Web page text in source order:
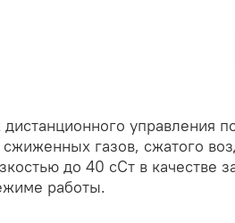
управления
газов, сжатого
до 40 сСт в качестве
работы.